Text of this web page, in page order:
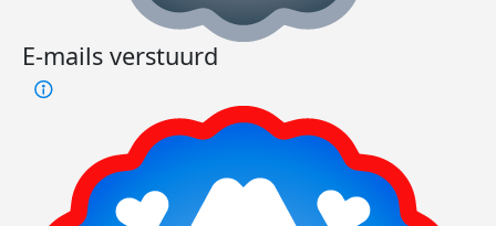
E-mails verstuurd